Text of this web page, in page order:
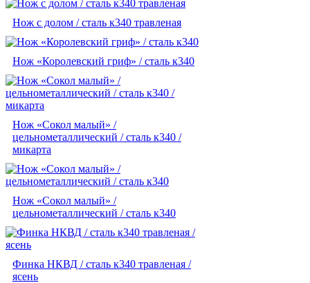
Нож с долом / сталь к340 травленая
Нож «Королевский гриф» / сталь к340
Нож «Сокол малый» /
цельнометаллический / сталь к340 /
микарта
Нож «Сокол малый» /
цельнометаллический / сталь к340
Финка НКВД / сталь к340 травленая /
ясень